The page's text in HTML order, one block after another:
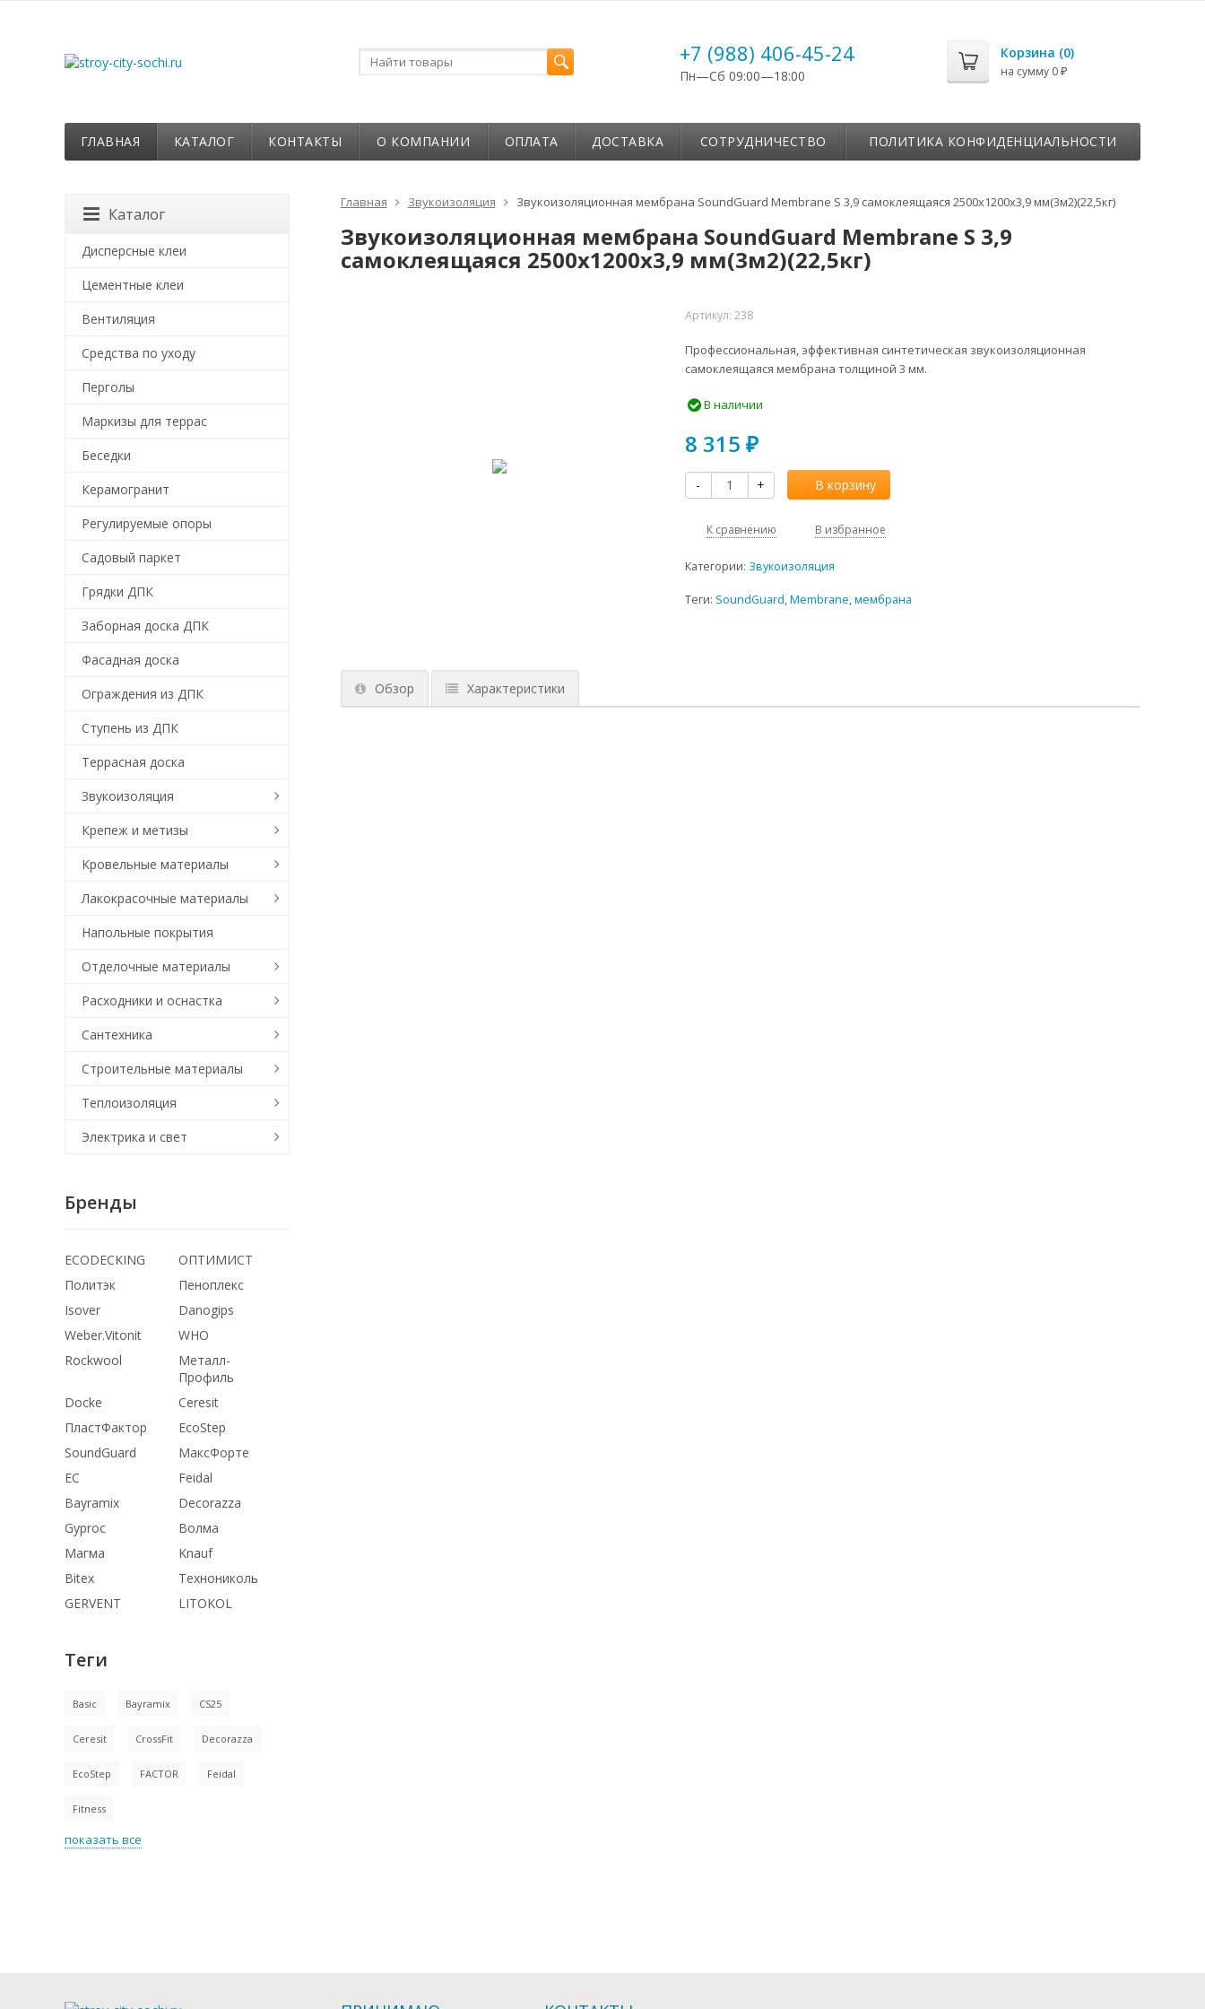
+7 (988) 406-45-24
Пн—Сб 09:00—18:00
Корзина (0)
на сумму 0 ₽
ГЛАВНАЯ КАТАЛОГ КОНТАКТЫ О КОМПАНИИ ОПЛАТА ДОСТАВКА СОТРУДНИЧЕСТВО ПОЛИТИКА КОНФИДЕНЦИАЛЬНОСТИ
Главная Звукоизоляция Звукоизоляционная мембрана SoundGuard Membrane S 3,9 самоклеящаяся 2500х1200х3,9 мм(3м2)(22,5кг)
Звукоизоляционная мембрана SoundGuard Membrane S 3,9
самоклеящаяся 2500х1200х3,9 мм(3м2)(22,5кг)
Артикул: 238
Профессиональная, эффективная синтетическая звукоизоляционная
самоклеящаяся мембрана толщиной 3 мм.
В наличии
8 315 ₽
- + В корзину
К сравнению В избранное
Категории: Звукоизоляция
Теги: SoundGuard,Membrane,мембрана
Обзор Характеристики
Каталог
Дисперсные клеи
Цементные клеи
Вентиляция
Средства по уходу
Перголы
Маркизы для террас
Беседки
Керамогранит
Регулируемые опоры
Садовый паркет
Грядки ДПК
Заборная доска ДПК
Фасадная доска
Ограждения из ДПК
Ступень из ДПК
Террасная доска
Звукоизоляция
Крепеж и метизы
Кровельные материалы
Лакокрасочные материалы
Напольные покрытия
Отделочные материалы
Расходники и оснастка
Сантехника
Строительные материалы
Теплоизоляция
Электрика и свет
Бренды
ECODECKING
ОПТИМИСТ
Политэк
Пеноплекс
Isover
Danogips
Weber.Vitonit
WHO
Rockwool
Металл-
Профиль
Docke
Ceresit
ПластФактор
EcoStep
SoundGuard
МаксФорте
ЕС
Feidal
Bayramix
Decorazza
Gyproc
Волма
Магма
Knauf
Bitex
Технониколь
GERVENT
LITOKOL
Теги
Basic Bayramix CS25
Ceresit CrossFit Decorazza
EcoStep FACTOR Feidal
Fitness
показать все